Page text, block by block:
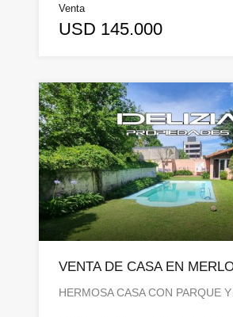
Venta
USD 145.000
VENTA DE CASA EN
HERMOSA CASA CON PARQUE